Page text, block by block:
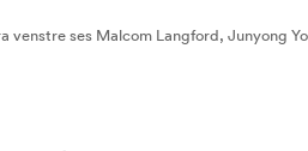
ses Malcom Langford, Junyong